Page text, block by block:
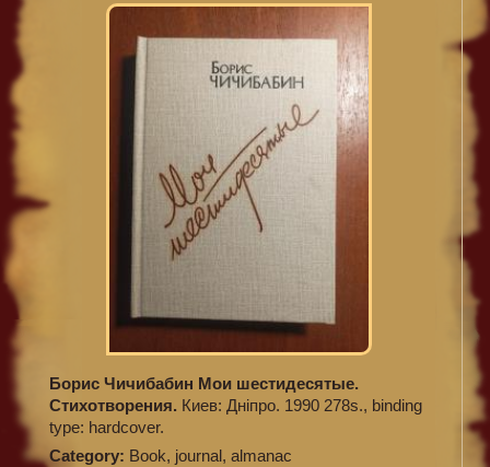
Борис Чичибабин Мои шестидесятые.
Стихотворения. Киев: Дніпро. 1990 278s., binding
type: hardcover.
Category: Book, journal, almanac